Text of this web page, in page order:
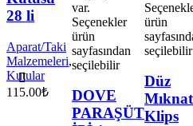
28 li
Aparat/Taki
Malzemeleri,
Kutular
115.00₺
var.
Seçenekler
ürün
sayfasından
seçilebilir
DOVE
PARAŞÜT
ürün
seçilebilir
Düz
Klips